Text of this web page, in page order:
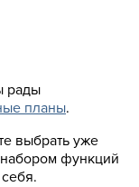
рады
планы.
выбрать уже
функций